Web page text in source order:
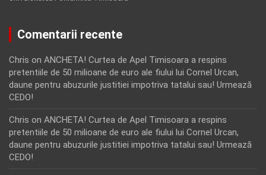
Comentarii recente
Chris on ANCHETA! Curtea de Apel Timisoara a respins
pretentiile de 50 milioane de euro ale fiului lui Cornel Urcan,
daune pentru abuzurile justitiei impotriva tatalui sau! Urmează
CEDO!
Chris on ANCHETA! Curtea de Apel Timisoara a respins
pretentiile de 50 milioane de euro ale fiului lui Cornel Urcan,
daune pentru abuzurile justitiei impotriva tatalui sau! Urmează
CEDO!